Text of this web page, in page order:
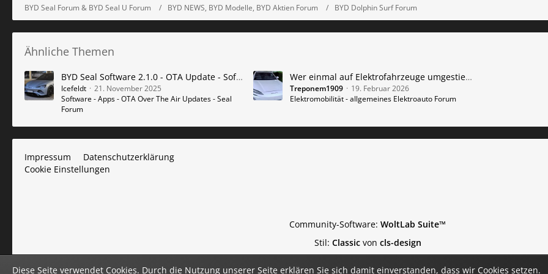
BYD Seal Forum & BYD Seal U Forum BYD NEWS, BYD Modelle, BYD Aktien Forum BYD Dolphin Surf Forum
Ähnliche Themen
BYD Seal Software 2.1.0 - OTA Update - Software Update 2.1.0
Icefeldt
21. November 2025
Software - Apps - OTA Over The Air Updates - Seal
Forum
Wer einmal auf Elektrofahrzeuge umgestiegen ist, kommt nicht mehr zurück
Treponem1909
19. Februar 2026
Elektromobilität - allgemeines Elektroauto Forum
Impressum
Datenschutzerklärung
Cookie Einstellungen
Community-Software: WoltLab Suite™
Stil: Classicvon cls-design
Diese Seite verwendet Cookies. Durch die Nutzung unserer Seite erklären Sie sich damit einverstanden, dass wir Cookies setzen.